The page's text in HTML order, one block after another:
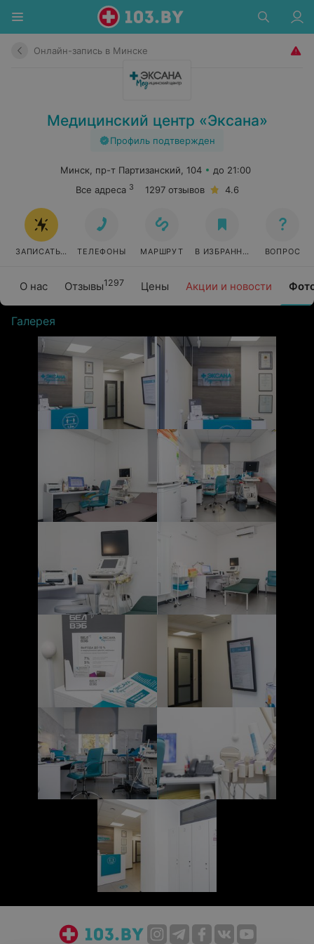
Онлайн-запись в Минске
Медицинский центр «Эксана»
Профиль подтвержден
О нас Отзывы1297 Цены Акции и новости
Минск, пр-т Партизанский, 104
до 21:00
Все адреса 3 1297 отзывов 4.6
ЗАПИСАТЬСЯ ОНЛАЙН
ТЕЛЕФОНЫ МАРШРУТ В ИЗБРАННОЕ ВОПРОС
Галерея